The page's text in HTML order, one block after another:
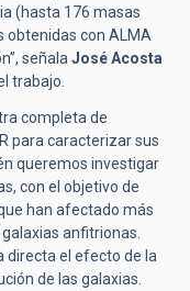
(hasta 176 masas
obtenidas con ALMA
señala JoséAcosta
trabajo.
completa de
para caracterizar sus
queremos investigar
con el objetivo de
han afectado más
anfitrionas.
directa el efecto de la
de las galaxias.